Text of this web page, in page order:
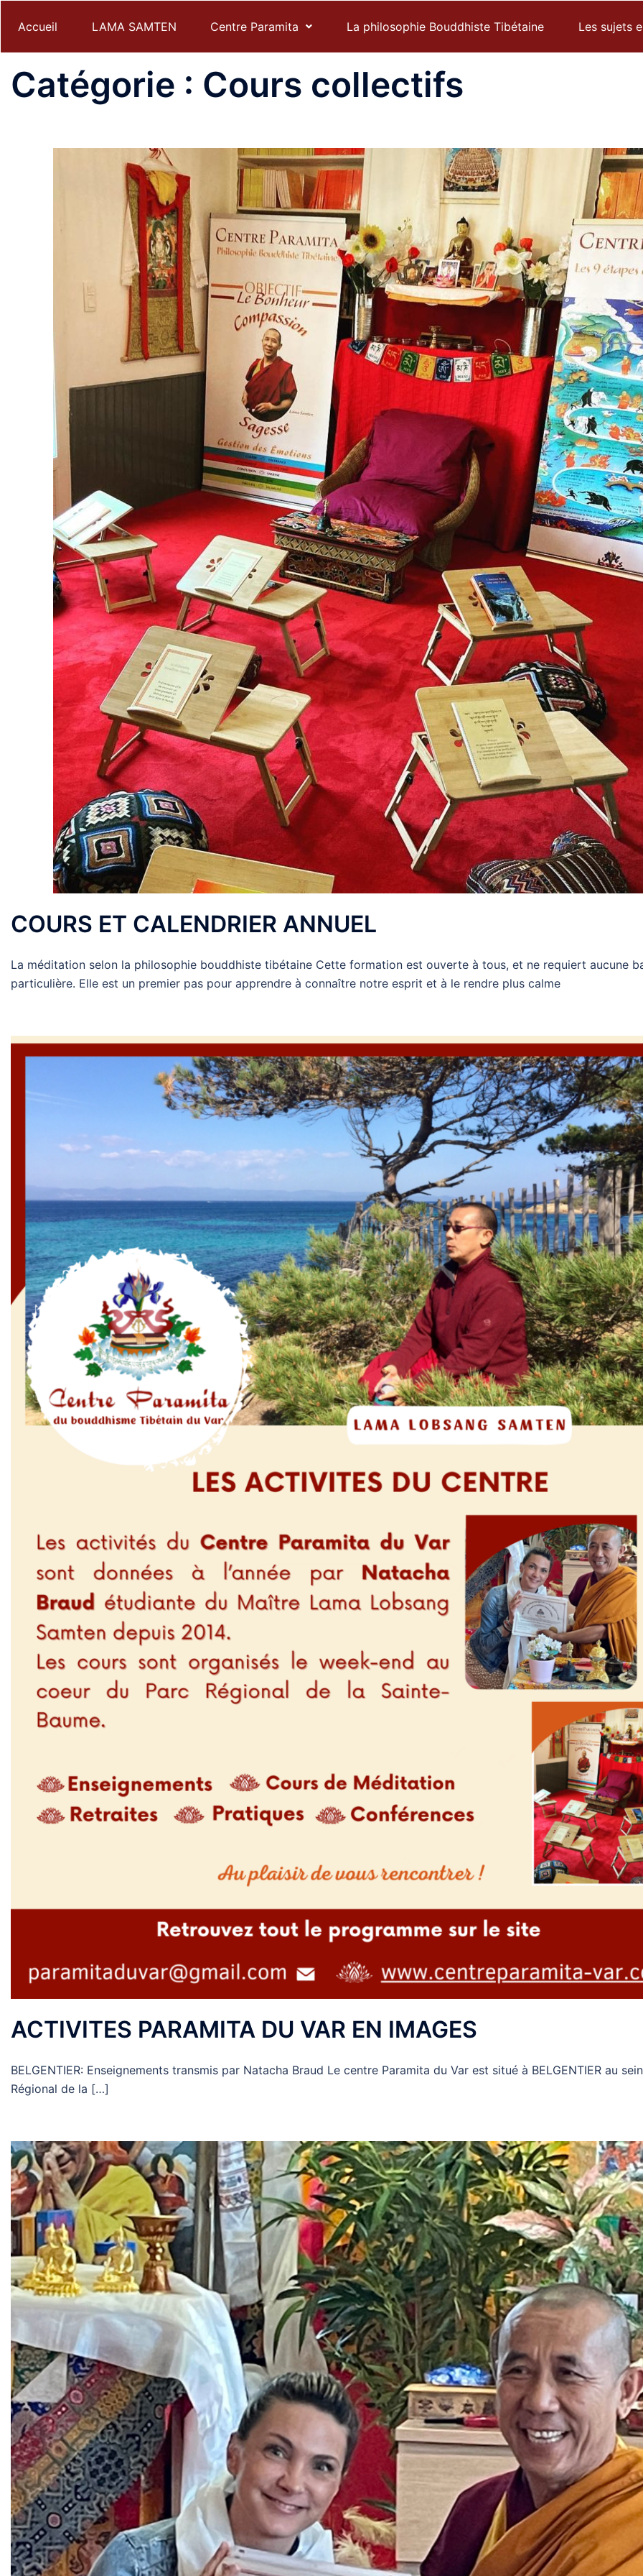
Accueil LAMA SAMTEN Centre Paramita La philosophie Bouddhiste Tibétaine Les sujets
Catégorie : Cours collectifs
COURS ET CALENDRIER ANNUEL
La méditation selon la philosophie bouddhiste tibétaine Cette formation est ouverte à tous, et ne requiert aucune
particulière. Elle est un premier pas pour apprendre à connaître notre esprit et à le rendre plus calme
ACTIVITES PARAMITA DU VAR EN IMAGES
BELGENTIER: Enseignements transmis par Natacha Braud Le centre Paramita du Var est situé à BELGENTIER au
Régional de la […]